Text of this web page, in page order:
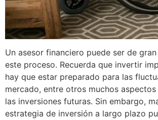
Un asesor financiero puede ser de
este proceso. Recuerda que invertir
hay que estar preparado para las
mercado, entre otros muchos
las inversiones futuras. Sin embargo,
estrategia de inversión a largo plazo